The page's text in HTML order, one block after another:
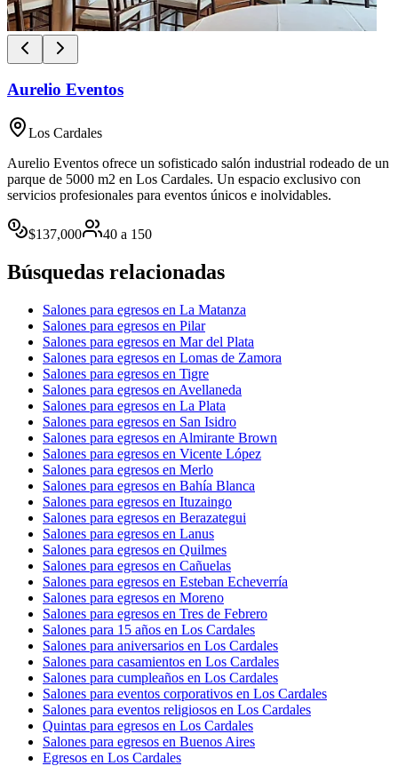
Aurelio Eventos
Los Cardales
Aurelio Eventos ofrece un sofisticado salón industrial rodeado de un
parque de 5000 m2 en Los Cardales. Un espacio exclusivo con
servicios profesionales para eventos únicos e inolvidables.
$137,000 40 a 150
Búsquedas relacionadas
Salones para egresos en La Matanza
Salones para egresos en Pilar
Salones para egresos en Mar del Plata
Salones para egresos en Lomas de Zamora
Salones para egresos en Tigre
Salones para egresos en Avellaneda
Salones para egresos en La Plata
Salones para egresos en San Isidro
Salones para egresos en Almirante Brown
Salones para egresos en Vicente López
Salones para egresos en Merlo
Salones para egresos en Bahía Blanca
Salones para egresos en Ituzaingo
Salones para egresos en Berazategui
Salones para egresos en Lanus
Salones para egresos en Quilmes
Salones para egresos en Cañuelas
Salones para egresos en Esteban Echeverría
Salones para egresos en Moreno
Salones para egresos en Tres de Febrero
Salones para 15 años en Los Cardales
Salones para aniversarios en Los Cardales
Salones para casamientos en Los Cardales
Salones para cumpleaños en Los Cardales
Salones para eventos corporativos en Los Cardales
Salones para eventos religiosos en Los Cardales
Quintas para egresos en Los Cardales
Salones para egresos en Buenos Aires
Egresos en Los Cardales